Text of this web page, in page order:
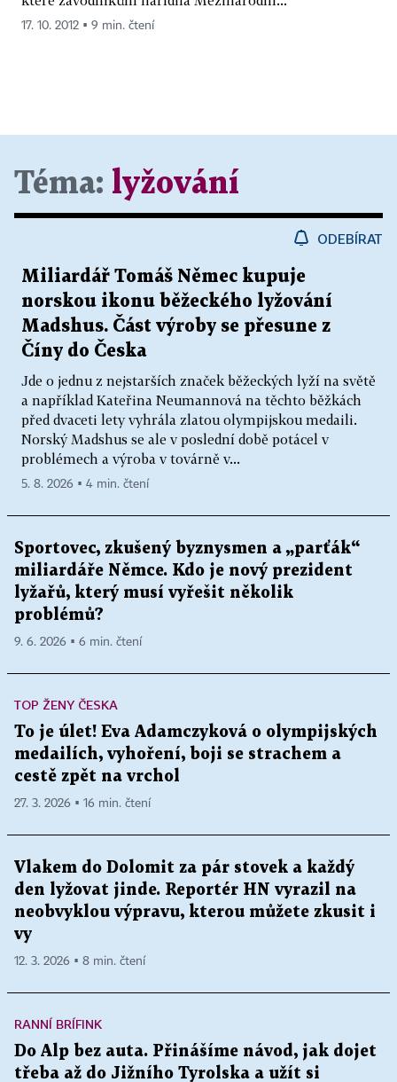
17. 10. 2012 ▪ 9 min. čtení
Téma: lyžování
ODEBÍRAT
Miliardář Tomáš Němec kupuje
norskou ikonu běžeckého lyžování
Madshus. Část výroby se přesune z
Číny do Česka
Jde o jednu z nejstarších značek běžeckých lyží na světě
a například Kateřina Neumannová na těchto běžkách
před dvaceti lety vyhrála zlatou olympijskou medaili.
Norský Madshus se ale v poslední době potácel v
problémech a výroba v továrně v...
5. 8. 2026 ▪ 4 min. čtení
Sportovec, zkušený byznysmen a „parťák“
miliardáře Němce. Kdo je nový prezident
lyžařů, který musí vyřešit několik
problémů?
9. 6. 2026 ▪ 6 min. čtení
TOP ŽENY ČESKA
To je úlet! Eva Adamczyková o olympijských
medailích, vyhoření, boji se strachem a
cestě zpět na vrchol
27. 3. 2026 ▪ 16 min. čtení
Vlakem do Dolomit za pár stovek a každý
den lyžovat jinde. Reportér HN vyrazil na
neobvyklou výpravu, kterou můžete zkusit i
vy
12. 3. 2026 ▪ 8 min. čtení
RANNÍ BRÍFINK
Do Alp bez auta. Přinášíme návod, jak dojet
třeba až do Jižního Tyrolska a užít si